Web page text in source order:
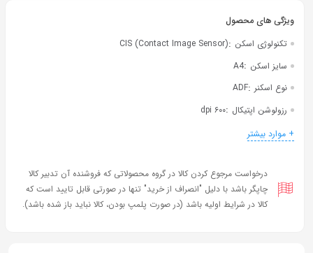
تکنولوژی اسکن :
CIS (Contact Image Sensor)
سایز اسکن :
A4
نوع اسکنر :
ADF
رزولوشن اپتیکال :۶۰۰ dpi
اسکن دورو
+ موارد بیشتر
درخواست مرجوع کردن کالا در گروه محصولاتی که فروشنده آن تدبیر کالا
چاپگر باشد با دلیل "انصراف از خرید" تنها در صورتی قابل تایید است که
کالا در شرایط اولیه باشد (در صورت پلمپ بودن، کالا نباید باز شده باشد).